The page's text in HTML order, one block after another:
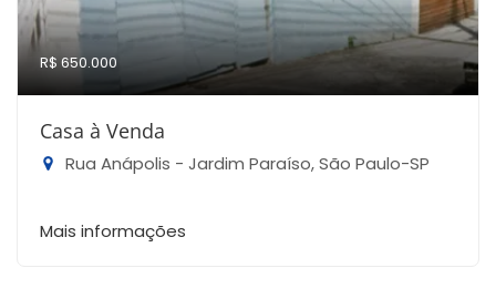
R$ 650.000
Casa à Venda
Rua Anápolis - Jardim Paraíso, São Paulo-SP
Mais informações